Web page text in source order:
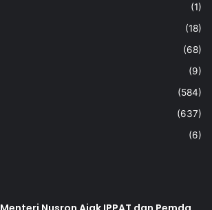
(1)
(18)
(68)
(9)
(584)
(637)
(6)